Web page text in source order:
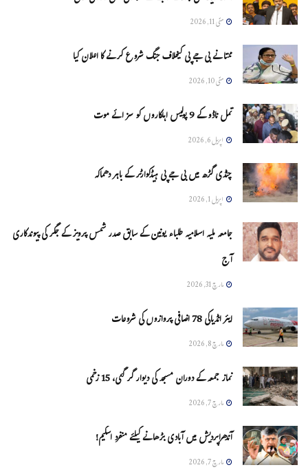
مئی 11, 2026
ممتا نے بی جے پی کیخلاف جنگ شروع کرنے کا اعلان کیا
مئی 10, 2026
تمل ناڈو کے 9 پولیس اہلکاروں کو سزائے موت
اپریل 6, 2026
چنڈی گڑھ میں بی جے پی ہیڈکوارٹر کے باہر دھماکہ
اپریل 1, 2026
جامعہ ملیہ اسلامیہ طلباء یونین کے سابق صدر شمس پرویز کے جگر کی پیوندکاری
آج
مارچ 31, 2026
ایئر انڈیاکی 78 اضافی پروازوں کی شروعات
مارچ 8, 2026
نماز جمعہ کے دوران مسجد کی دیوار گر گئی، 15 زخمی
مارچ 7, 2026
آندھراپردیش میں آبادی بڑھانے کیلئے منفرد اسکیم!
مارچ 7, 2026